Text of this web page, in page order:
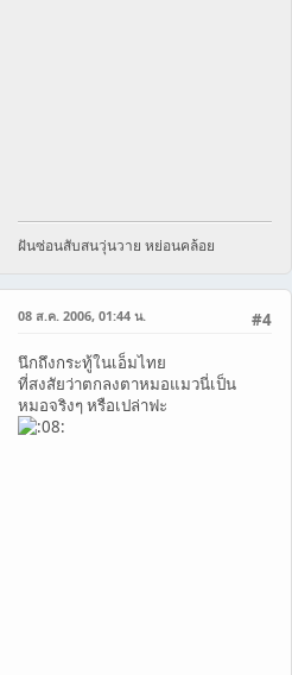
ฝันซ่อนสับสนวุ่นวาย หย่อนคล้อย
#4
08 ส.ค. 2006, 01:44 น.
นึกถึงกระทู้ในเอ็มไทย
ที่สงสัยว่าตกลงตาหมอแมวนี่เป็น
หมอจริงๆ หรือเปล่าฟะ